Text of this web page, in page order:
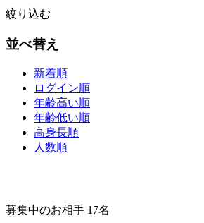
絞り込む
並べ替え
新着順
ログイン順
年齢高い順
年齢低い順
高身長順
人数順
募集中のお相手 17名